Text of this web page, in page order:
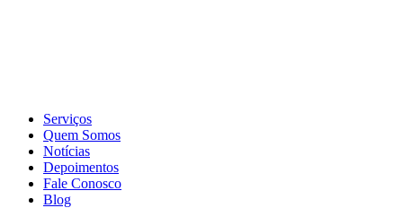
Serviços
Quem Somos
Notícias
Depoimentos
Fale Conosco
Blog